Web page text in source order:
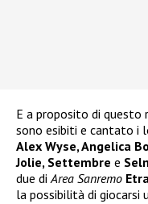
E a proposito di questo
sono esibiti e cantato i
Alex Wyse, Angelica
Jolie, Settembre e
due diArea Sanremo
la possibilità di giocarsi